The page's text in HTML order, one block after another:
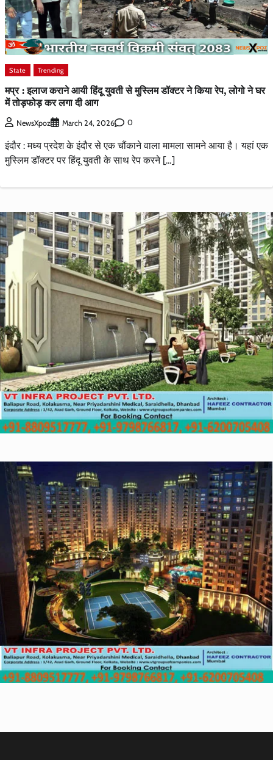
State Trending
मप्र : इलाज कराने आयी हिंदू युवती से मुस्लिम डॉक्टर ने किया रेप, लोगो ने घर
में तोड़फोड़ कर लगा दी आग
NewsXpoz March 24, 2026 0
इंदौर : मध्य प्रदेश के इंदौर से एक चौंकाने वाला मामला सामने आया है। यहां एक
मुस्लिम डॉक्टर पर हिंदू युवती के साथ रेप करने […]